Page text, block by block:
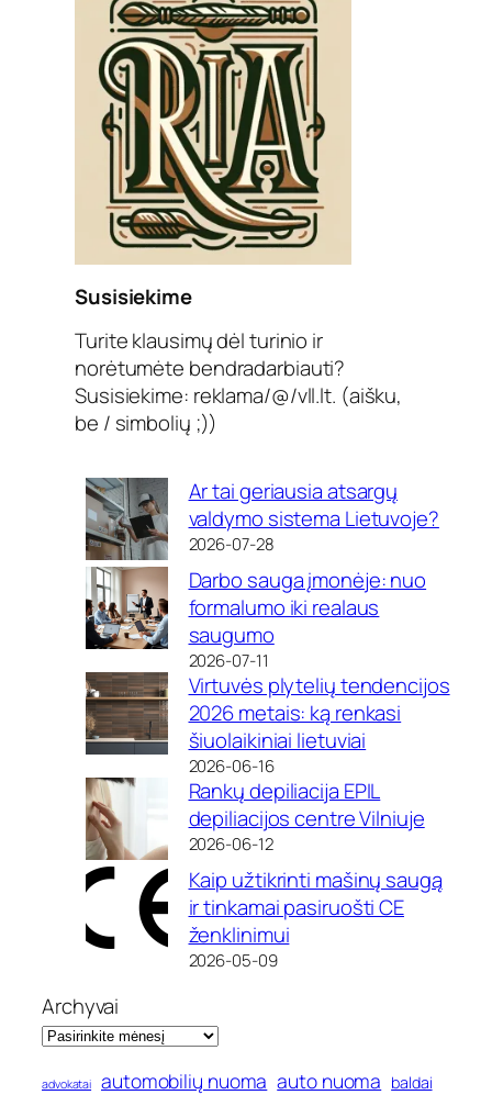
Susisiekime
Turite klausimų dėl turinio ir
norėtumėte bendradarbiauti?
Susisiekime: reklama/@/vll.lt. (aišku,
be / simbolių ;))
Ar tai geriausia atsargų
valdymo sistema Lietuvoje?
2026-07-28
Darbo sauga įmonėje: nuo
formalumo iki realaus
saugumo
2026-07-11
Virtuvės plytelių tendencijos
2026 metais: ką renkasi
šiuolaikiniai lietuviai
2026-06-16
Rankų depiliacija EPIL
depiliacijos centre Vilniuje
2026-06-12
Kaip užtikrinti mašinų saugą
ir tinkamai pasiruošti CE
ženklinimui
2026-05-09
Archyvai
advokatai automobilių nuoma auto nuoma baldai